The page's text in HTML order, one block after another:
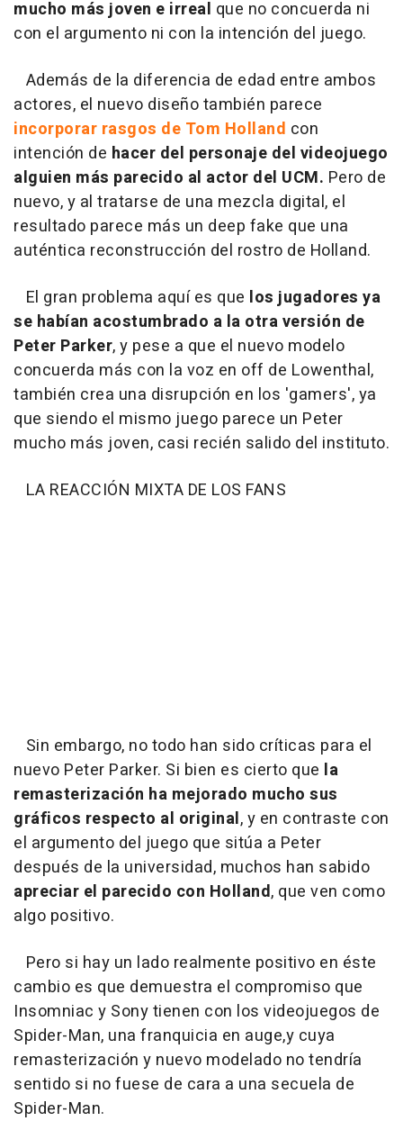
mucho más joven e irreal que no concuerda ni
con el argumento ni con la intención del juego.
Además de la diferencia de edad entre ambos
actores, el nuevo diseño también parece
incorporar rasgos de Tom Holland con
intención de hacer del personaje del videojuego
alguien más parecido al actor del UCM. Pero de
nuevo, y al tratarse de una mezcla digital, el
resultado parece más un deep fake que una
auténtica reconstrucción del rostro de Holland.
El gran problema aquí es que los jugadores ya
se habían acostumbrado a la otra versión de
Peter Parker, y pese a que el nuevo modelo
concuerda más con la voz en off de Lowenthal,
también crea una disrupción en los 'gamers', ya
que siendo el mismo juego parece un Peter
mucho más joven, casi recién salido del instituto.
LA REACCIÓN MIXTA DE LOS FANS
Sin embargo, no todo han sido críticas para el
nuevo Peter Parker. Si bien es cierto que la
remasterización ha mejorado mucho sus
gráficos respecto al original, y en contraste con
el argumento del juego que sitúa a Peter
después de la universidad, muchos han sabido
apreciar el parecido con Holland, que ven como
algo positivo.
Pero si hay un lado realmente positivo en éste
cambio es que demuestra el compromiso que
Insomniac y Sony tienen con los videojuegos de
Spider-Man, una franquicia en auge,y cuya
remasterización y nuevo modelado no tendría
sentido si no fuese de cara a una secuela de
Spider-Man.